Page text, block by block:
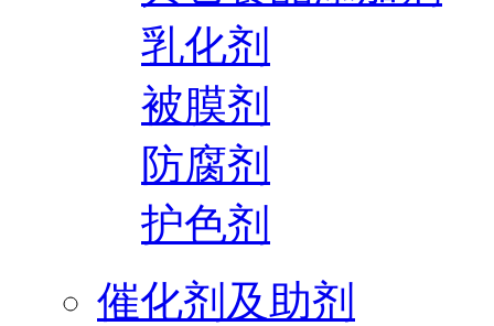
乳化剂
被膜剂
防腐剂
护色剂
催化剂及助剂